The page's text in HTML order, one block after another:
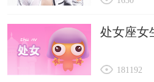
处女座女
181192